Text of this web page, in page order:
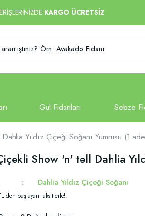
KARGO ÜCRETSİZ
Yıldız Çiçeği Soğanı Yumrusu (1
Show 'n' tell Dahlia
Dahlia Yıldız Çiçeği Soğanı
den başlayan taksitlerle!!